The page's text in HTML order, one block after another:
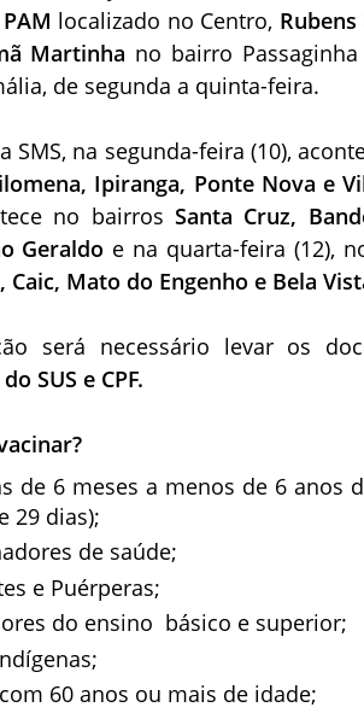
PAM localizado no Centro, Rubens
Martinha no bairro Passaginha
de segunda a quinta-feira.
SMS, na segunda-feira (10),
Ipiranga, Ponte Nova e
no bairros Santa Cruz,
Geraldo e na quarta-feira (12),
Caic, Mato do Engenho e Bela
será necessário levar os
SUS e CPF.
de 6 meses a menos de 6 anos
29 dias);
de saúde;
e Puérperas;
do ensino básico e superior;
60 anos ou mais de idade;